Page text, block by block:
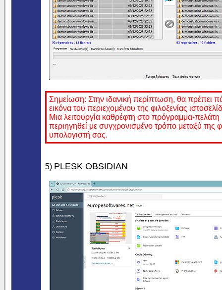
Σημείωση: Στην ιδανική περίπτωση, θα πρέπει
εικόνα του περιεχομένου της φιλοξενίας
Μια λειτουργία καθρέφτη στο πρόγραμμα-
περιηγηθεί με συγχρονισμένο τρόπο μεταξύ της
υπολογιστή σας.
5) PLESK OBSIDIAN